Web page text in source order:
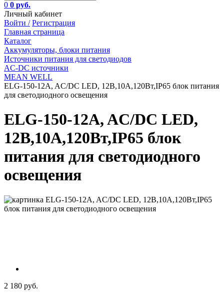
0 0 руб.
Личный кабинет
Войти / Регистрация
Главная страница
Каталог
Аккумуляторы, блоки питания
Источники питания для светодиодов
AC-DC источники
MEAN WELL
ELG-150-12A, AC/DC LED, 12В,10А,120Вт,IP65 блок питания
для светодиодного освещения
ELG-150-12A, AC/DC LED,
12В,10А,120Вт,IP65 блок
питания для светодиодного
освещения
2 180 руб.